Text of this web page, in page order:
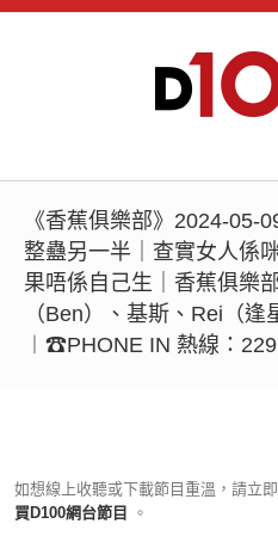
《香蕉俱樂部》2024-05-
整蠱另一半｜查實女人係
果唔係自己生｜香蕉俱樂
（Ben）、基斯、Rei（
︱☎PHONE IN 熱線：
如想線上收聽或下載節目重溫，請立即
買D100網台節目
。